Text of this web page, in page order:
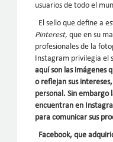
usuarios de todo el
El sello que define a
Pinterest, que en su
profesionales de la
Instagram privilegia el
aquí son las imágenes
o reflejan sus
personal. Sin embargo
encuentran en
para comunicar sus
Facebook, que